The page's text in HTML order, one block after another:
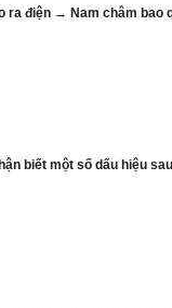
ra điện → Nam châm
biết một số dấu hiệu